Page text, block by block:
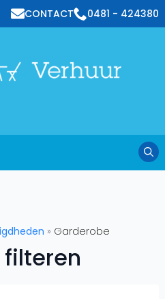
CONTACT 0481 - 424380
» Garderobe